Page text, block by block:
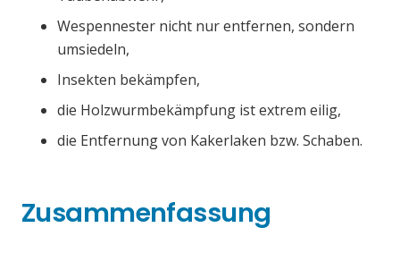
Wespennester nicht nur entfernen, sondern
umsiedeln,
Insekten bekämpfen,
die Holzwurmbekämpfung ist extrem eilig,
die Entfernung von Kakerlaken bzw. Schaben.
Zusammenfassung